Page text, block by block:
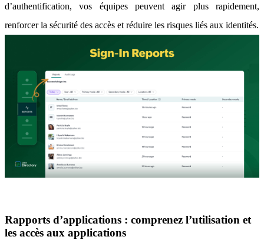
d’authentification, vos équipes peuvent agir plus rapidement,
renforcer la sécurité des accès et réduire les risques liés aux identités.
Rapports d’applications : comprenez l’utilisation et
les accès aux applications